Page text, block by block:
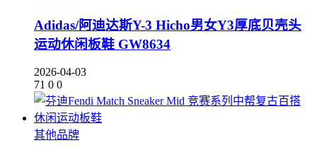
Adidas/阿迪达斯Y-3 Hicho男女Y3厚底贝壳头
运动休闲板鞋 GW8634
2026-04-03
71 0 0
其他品牌